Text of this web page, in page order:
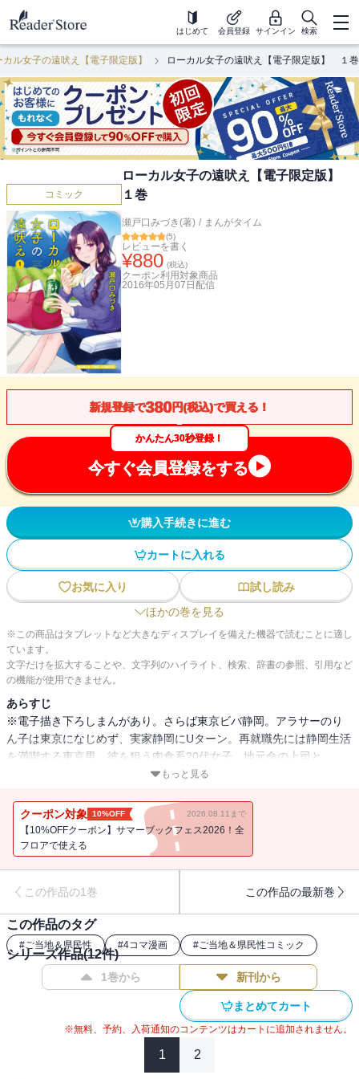
はじめて 会員登録 サインイン 検索
カル女子の遠吠え【電子限定版】 ローカル女子の遠吠え【電子限定版】 １巻
コミック
ローカル女子の遠吠え【電子限定版】
１巻
瀬戸口みづき(著) / まんがタイム
(5)
レビューを書く
¥880 (税込)
クーポン利用対象商品
2016年05月07日 配信
新規登録で380円(税込)で買える！
かんたん30秒登録！
今すぐ会員登録をする
購入手続きに進む
カートに入れる
お気に入り
試し読み
ほかの巻を見る
※この商品はタブレットなど大きなディスプレイを備えた機器で読むことに適し
ています。
文字だけを拡大することや、文字列のハイライト、検索、辞書の参照、引用など
の機能が使用できません。
あらすじ
※電子描き下ろしまんがあり。さらば東京ビバ静岡。アラサーのり
ん子は東京になじめず、実家静岡にUターン。再就職先には静岡生活
を満喫する東京男、彼を狙う肉食系20代女子、地元命の上司と
等々。静岡県民、東京命の人はもちろん、全国の誰もが爆笑の新ご
もっと見る
クーポン対象 10%OFF 2026.08.11まで
【10%OFFクーポン】サマーブックフェス2026！全
フロアで使える
この作品の1巻 この作品の最新巻
この作品のタグ
#ご当地＆県民性 #4コマ漫画 #ご当地＆県民性コミック
シリーズ作品(12件)
1巻から 新刊から
まとめてカート
※無料、予約、入荷通知のコンテンツはカートに追加されません。
1 2